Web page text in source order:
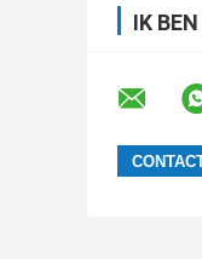
IK